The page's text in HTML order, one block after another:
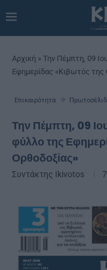
Αρχική » Την Πέμπτη, 09
Εφημερίδας «Κιβωτός της
Επικαιρότητα
Την Πέμπτη, 09
φύλλο της
Ορθοδοξίας»
Συντάκτης Ikivotos